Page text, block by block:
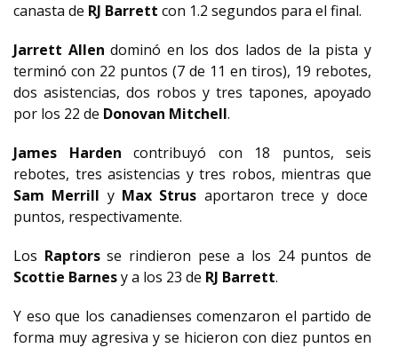
canasta de RJ Barrett con 1.2 segundos para el final.
Jarrett Allen dominó en los dos lados de la pista y
terminó con 22 puntos (7 de 11 en tiros), 19 rebotes,
dos asistencias, dos robos y tres tapones, apoyado
por los 22 de Donovan Mitchell.
James Harden contribuyó con 18 puntos, seis
rebotes, tres asistencias y tres robos, mientras que
Sam Merrill y Max Strus aportaron trece y doce
puntos, respectivamente.
Los Raptorsse rindieron pese a los 24 puntos de
Scottie Barnesy a los 23 de RJ Barrett.
Y eso que los canadienses comenzaron el partido de
forma muy agresiva y se hicieron con diez puntos en